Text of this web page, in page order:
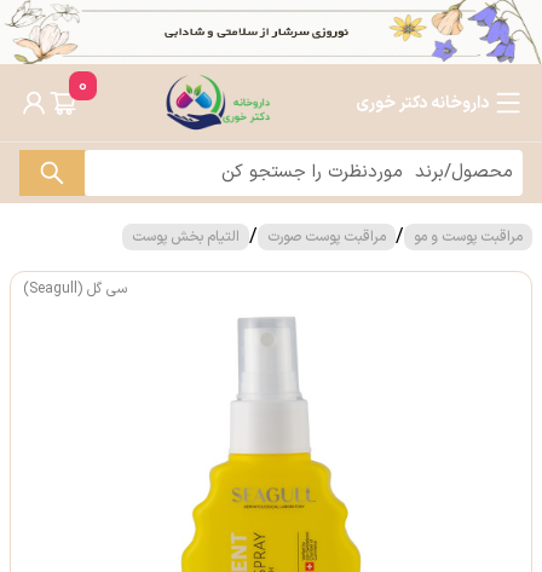
داروخانه دکتر خوری
0
مراقبت پوست و مو / مراقبت پوست صورت / التیام بخش پوست
سی گل (Seagull)